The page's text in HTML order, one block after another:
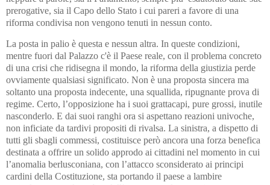
prerogative, sia il Capo dello Stato i cui pareri a favore di una
riforma condivisa non vengono tenuti in nessun conto.
La posta in palio è questa e nessun altra. In queste condizioni,
mentre fuori dal Palazzo c'è il Paese reale, con il problema concreto
di una crisi che ridisegna il mondo, la riforma della giustizia perde
ovviamente qualsiasi significato. Non è una proposta sincera ma
soltanto una proposta indecente, una squallida, ripugnante prova di
regime. Certo, l’opposizione ha i suoi grattacapi, pure grossi, inutile
nasconderlo. E dai suoi ranghi ora si aspettano reazioni univoche,
non inficiate da tardivi propositi di rivalsa. La sinistra, a dispetto di
tutti gli sbagli commessi, costituisce però ancora una forza benefica
destinata a offrire un solido approdo ai cittadini nel momento in cui
l’anomalia berlusconiana, con l’attacco sconsiderato ai principi
cardini della Costituzione, sta portando il paese a lambire